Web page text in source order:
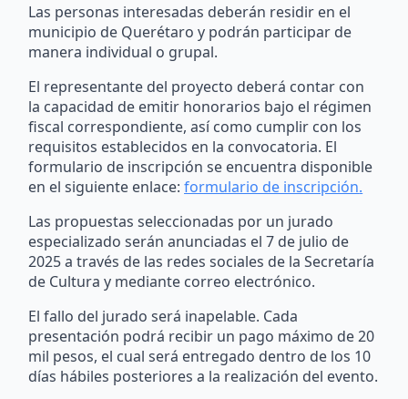
Las personas interesadas deberán residir en el
municipio de Querétaro y podrán participar de
manera individual o grupal.
El representante del proyecto deberá contar con
la capacidad de emitir honorarios bajo el régimen
fiscal correspondiente, así como cumplir con los
requisitos establecidos en la convocatoria. El
formulario de inscripción se encuentra disponible
en el siguiente enlace:formulario de inscripción.
Las propuestas seleccionadas por un jurado
especializado serán anunciadas el 7 de julio de
2025 a través de las redes sociales de la Secretaría
de Cultura y mediante correo electrónico.
El fallo del jurado será inapelable. Cada
presentación podrá recibir un pago máximo de 20
mil pesos, el cual será entregado dentro de los 10
días hábiles posteriores a la realización del evento.